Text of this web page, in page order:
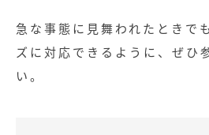
急な事態に見舞われたときで
ズに対応できるように、ぜひ
い。